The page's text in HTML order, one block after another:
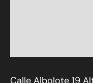
Calle Albolote 19